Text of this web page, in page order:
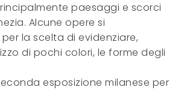
paesaggi e scorci
Alcune opere si
la scelta di evidenziare,
di pochi colori, le forme degli
esposizione milanese per